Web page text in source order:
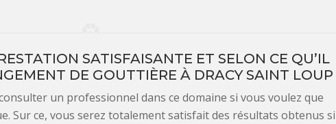
SATISFAISANTE ET SELON CE QU’IL
DE GOUTTIÈRE À DRACY SAINT LOUP
un professionnel dans ce domaine si vous voulez que
Sur ce, vous serez totalement satisfait des résultats obtenus si